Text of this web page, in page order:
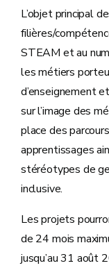
L’objet principal
filières/
STEAM et au
les métiers
d’enseignement
sur l’image des
place des
apprentissages
stéréotypes de
inclusive.
Les projets
de 24 mois
jusqu’au 31 août